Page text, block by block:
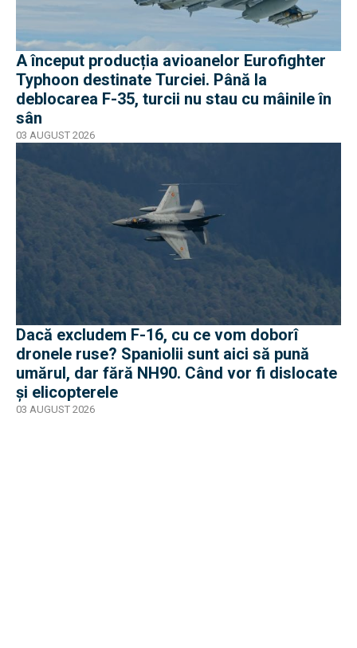
A început producția avioanelor Eurofighter
Typhoon destinate Turciei. Până la
deblocarea F-35, turcii nu stau cu mâinile în
sân
03 AUGUST 2026
Dacă excludem F-16, cu ce vom doborî
dronele ruse? Spaniolii sunt aici să pună
umărul, dar fără NH90. Când vor fi dislocate
și elicopterele
03 AUGUST 2026